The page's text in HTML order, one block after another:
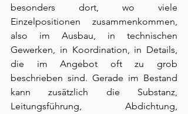
besonders dort, wo viele
Einzelpositionen zusammenkommen,
also im Ausbau, in technischen
Gewerken, in Koordination, in Details,
die im Angebot oft zu grob
beschrieben sind. Gerade im Bestand
kann zusätzlich die Substanz,
Leitungsführung, Abdichtung,